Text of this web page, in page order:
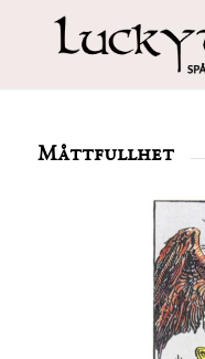
Måttfullhet